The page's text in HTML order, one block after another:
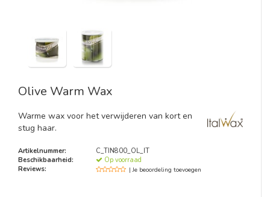
Olive Warm Wax
Warme wax voor het verwijderen van kort en
stug haar.
Artikelnummer:
C_TIN800_OL_IT
Beschikbaarheid:
Op voorraad
Reviews:
| Je beoordeling toevoegen